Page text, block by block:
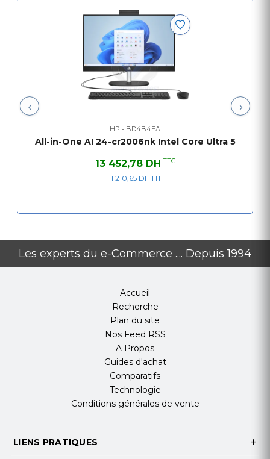
‹ ›
HP - BD4B4EA
All-in-One AI 24-cr2006nk Intel Core Ultra 5
13 452,78 DH TTC
11 210,65 DH HT
Les experts du e-Commerce .... Depuis 1994
Accueil
Recherche
Plan du site
Nos Feed RSS
A Propos
Guides d'achat
Comparatifs
Technologie
Conditions générales de vente
LIENS PRATIQUES